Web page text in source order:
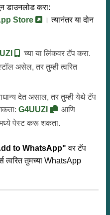
डाउनलोड करा:
Store
। त्यानंतर या दोन
च्या या लिंकवर टॅप करा.
असेल, तर तुम्ही त्वरित
देत असाल, तर तुम्ही येथे टॅप
G4UUZI
आणि
पेस्ट करू शकता.
to WhatsApp" वर टॅप
त्वरित तुमच्या WhatsApp